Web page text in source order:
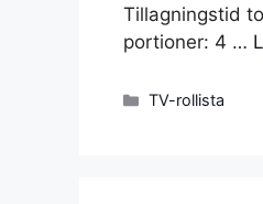
Tillagningstid
portioner: 4 …
Kategorier
TV-rollista